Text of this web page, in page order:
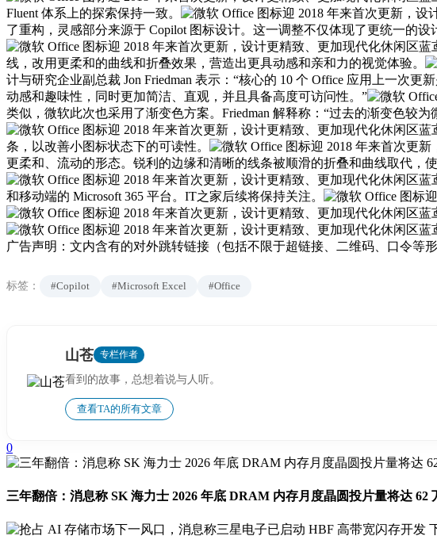
Fluent 体系上的探索保持一致。
了重构，灵感部分来源于 Copilot 图标设计。这一调整不仅体现了更统一的设
线，改用更柔和的曲线和折叠效果，营造出更具动感和亲和力的视觉体验。
计与研究企业副总裁 Jon Friedman 表示：“核心的 10 个 Office 应用上一次
动感和趣味性，同时更加简洁、直观，并且具备高度可访问性。”
类似，微软此次也采用了渐变色方案。Friedman 解释称：“过去的渐变色较
条，以改善小图标状态下的可读性。
更柔和、流动的形态。锐利的边缘和清晰的线条被顺滑的折叠和曲线取代，
和移动端的 Microsoft 365 平台。IT之家后续将保持关注。
广告声明：文内含有的对外跳转链接（包括不限于超链接、二维码、口令等
标签： #Copilot #Microsoft Excel #Office
山苍 专栏作者
看到的故事，总想着说与人听。
查看TA的所有文章
0
三年翻倍：消息称 SK 海力士 2026 年底 DRAM 内存月度晶圆投片量将达 62